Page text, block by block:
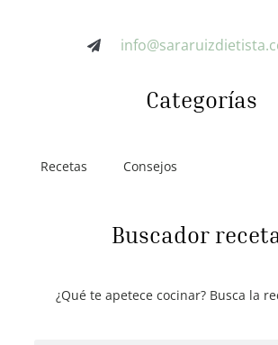
Categorías
Recetas Consejos
Buscador
¿Qué te apetece cocinar? Busca la